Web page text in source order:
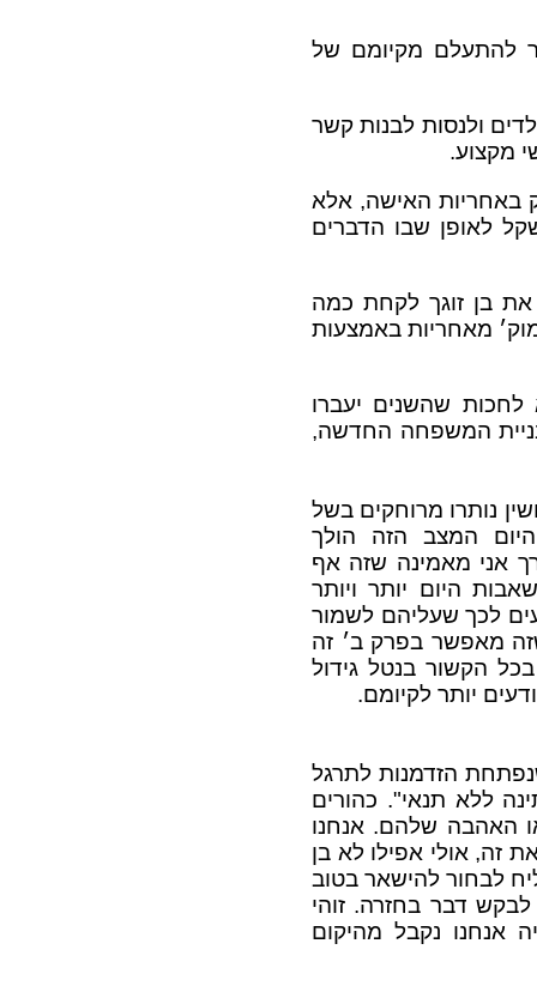
להתעלם מקיומם של
ולנסות לבנות קשר
מקצוע.
באחריות האישה, אלא
לאופן שבו הדברים
את בן זוגך לקחת כמה
מאחריות באמצעות
שהשנים יעברו
המשפחה החדשה,
נותרו מרוחקים בשל
המצב הזה הולך
אני מאמינה שזה אף
היום יותר ויותר
לכך שעליהם לשמור
מאפשר בפרק ב׳ זה
הקשור בנטל גידול
יותר לקיומם.
הזדמנות לתרגל
ללא תנאי". כהורים
האהבה שלהם. אנחנו
זה, אולי אפילו לא בן
לבחור להישאר בטוב
דבר בחזרה. זוהי
אנחנו נקבל מהיקום